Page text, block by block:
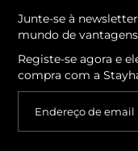
Junte-se à
mundo de
Registe-se agora e
compra com a